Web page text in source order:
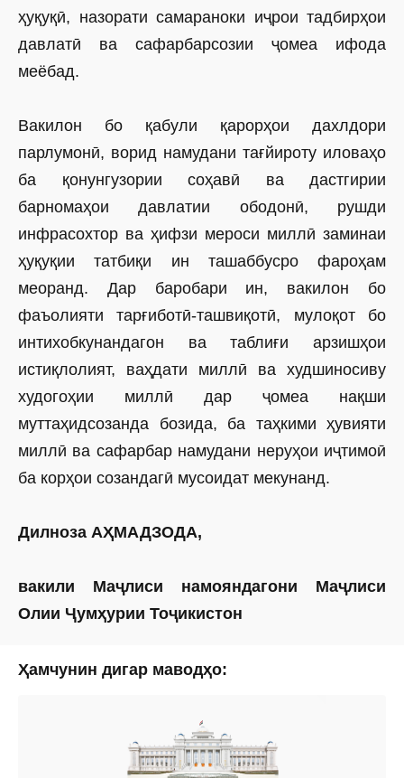
ҳуқуқӣ, назорати самараноки иҷрои тадбирҳои
давлатӣ ва сафарбарсозии ҷомеа ифода
меёбад.
Вакилон бо қабули қарорҳои дахлдори
парлумонӣ, ворид намудани тағйироту иловаҳо
ба қонунгузории соҳавӣ ва дастгирии
барномаҳои давлатии ободонӣ, рушди
инфрасохтор ва ҳифзи мероси миллӣ заминаи
ҳуқуқии татбиқи ин ташаббусро фароҳам
меоранд. Дар баробари ин, вакилон бо
фаъолияти тарғиботӣ-ташвиқотӣ, мулоқот бо
интихобкунандагон ва таб­лиғи арзишҳои
истиқлолият, ваҳдати миллӣ ва худшиносиву
худогоҳии миллӣ дар ҷомеа нақши
муттаҳидсозанда бозида, ба таҳкими ҳувияти
миллӣ ва сафарбар намудани неруҳои иҷтимоӣ
ба корҳои созандагӣ мусоидат мекунанд.
Дилноза АҲМАДЗОДА,
вакили Маҷлиси намояндагони Маҷлиси
Олии Ҷумҳурии Тоҷикистон
Ҳамчунин дигар маводҳо: